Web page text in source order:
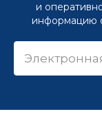
и
информацию